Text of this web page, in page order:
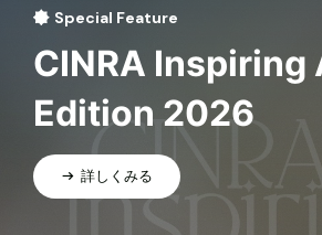
Special Feature
CINRA Inspiring
Edition 2026
詳しくみる